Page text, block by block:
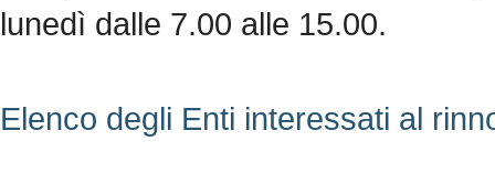
lunedì dalle 7.00 alle 15.00.
Elenco degli Enti interessati al